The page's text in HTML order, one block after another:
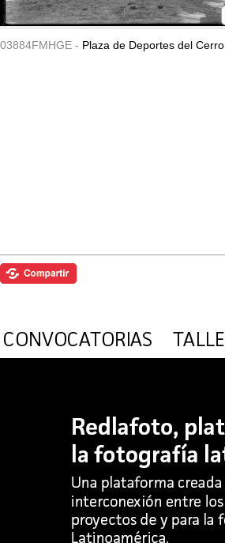
03884FMHGE - Plaza de Deportes del Cerro.